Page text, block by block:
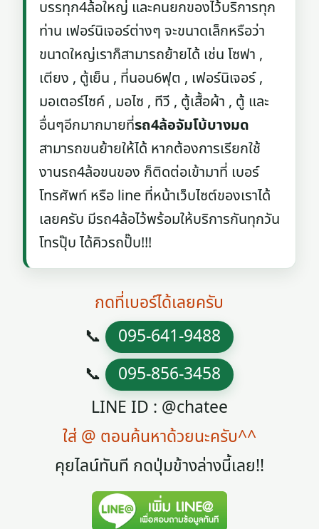
บรรทุก4ล้อใหญ่ และคนยกของไว้บริการทุก
ท่าน เฟอร์นิเจอร์ต่างๆ จะขนาดเล็กหรือว่า
ขนาดใหญ่เราก็สามารถย้ายได้ เช่น โซฟา ,
เตียง , ตู้เย็น , ที่นอน6ฟุต , เฟอร์นิเจอร์ ,
มอเตอร์ไซค์ , มอไซ , ทีวี , ตู้เสื้อผ้า , ตู้ และ
อื่นๆอีกมากมายที่รถ4ล้อจัมโบ้บางมด
สามารถขนย้ายให้ได้ หากต้องการเรียกใช้
งานรถ4ล้อขนของ ก็ติดต่อเข้ามาที่ เบอร์
โทรศัพท์ หรือ line ที่หน้าเว็บไซต์ของเราได้
เลยครับ มีรถ4ล้อไว้พร้อมให้บริการกันทุกวัน
โทรปุ๊บ ได้คิวรถปั๊บ!!!
กดที่เบอร์ได้เลยครับ
📞 095-641-9488
📞 095-856-3458
LINE ID : @chatee
ใส่ @ ตอนค้นหาด้วยนะครับ^^
คุยไลน์ทันที กดปุ่มข้างล่างนี้เลย!!